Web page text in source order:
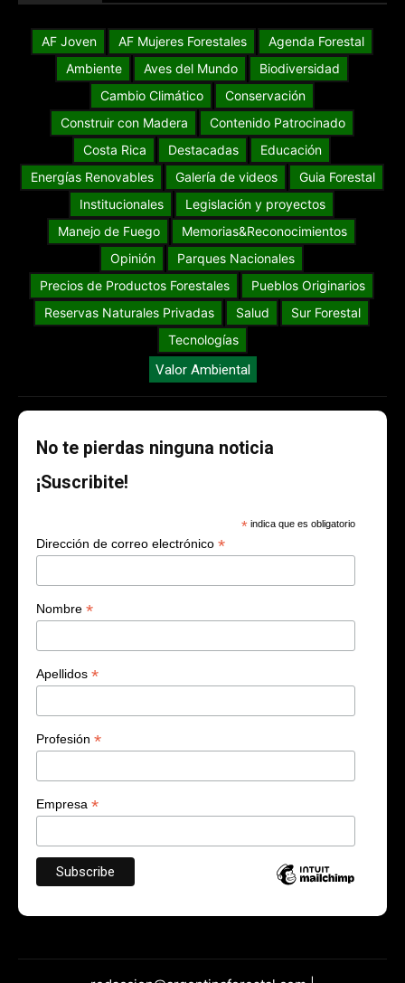
AF Joven AF Mujeres Forestales
Agenda Forestal
Ambiente
Aves del Mundo
Biodiversidad
Cambio Climático
Conservación
Construir con Madera
Contenido Patrocinado
Costa Rica
Destacadas
Educación
Energías Renovables
Galería de videos
Guia Forestal
Institucionales
Legislación y proyectos
Manejo de Fuego
Memorias&Reconocimientos
Opinión
Parques Nacionales
Precios de Productos Forestales
Pueblos Originarios
Reservas Naturales Privadas
Salud
Sur Forestal
Tecnologías
Valor Ambiental
No te pierdas ninguna noticia
¡Suscribite!
* indica que es obligatorio
Dirección de correo electrónico *
Nombre *
Apellidos *
Profesión *
Empresa *